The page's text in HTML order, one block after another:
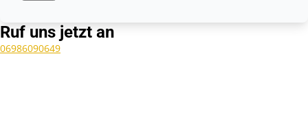
Ruf uns jetzt an
06986090649